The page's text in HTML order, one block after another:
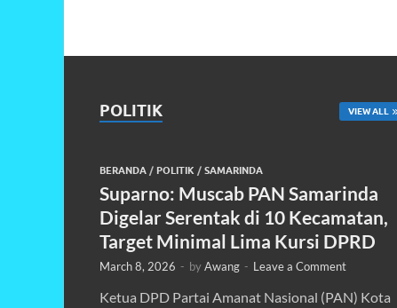
POLITIK VIEW ALL
BERANDA / POLITIK / SAMARINDA
Suparno: Muscab PAN Samarinda
Digelar Serentak di 10 Kecamatan,
Target Minimal Lima Kursi DPRD
March 8, 2026 - byAwang - Leave a Comment
Ketua DPD Partai Amanat Nasional (PAN) Kota